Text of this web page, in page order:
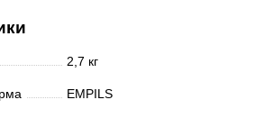
2,7 кг
EMPILS